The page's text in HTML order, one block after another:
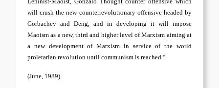
will crush the new counterrevolutionary offensive headed by
Gorbachev and Deng, and in developing it will impose
Maoism as a new, third and higher level of Marxism aiming at
a new development of Marxism in service of the world
proletarian revolution until communism is reached.“
(June, 1989)